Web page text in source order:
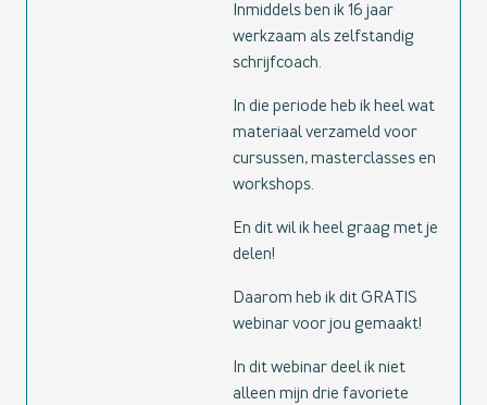
Inmiddels ben ik 16 jaar
werkzaam als zelfstandig
schrijfcoach.
In die periode heb ik heel wat
materiaal verzameld voor
cursussen, masterclasses en
workshops.
En dit wil ik heel graag met je
delen!
Daarom heb ik dit GRATIS
webinar voor jou gemaakt!
In dit webinar deel ik niet
alleen mijn drie favoriete